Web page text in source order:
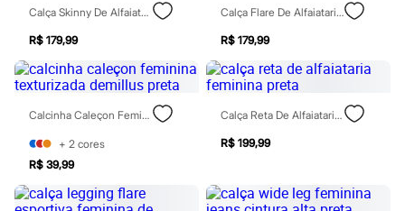
Camisas
Jeans
Moda esportiva
Shorts e Bermudas
Todos os produtos
Infantil
Em alta
Arrumadinho para os meninos
Romântico para as meninas
Inverno
Novidades
Roupas menina
Calça Skinny De Alfaiataria Feminina Cintura Alta Preta
R$ 179,99
Calça Flare De Alfaiataria Feminina Cintura Alta Preta
R$ 179,99
Calcinha Caleçon Feminina Texturizada Demillus Preta
+ 2 cores
R$ 39,99
Calça Reta De Alfaiataria Feminina Preta
R$ 199,99